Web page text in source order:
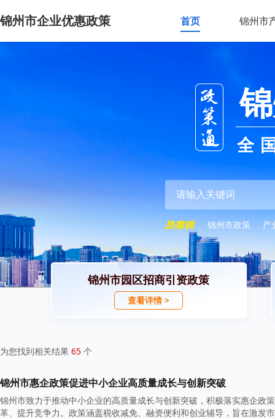
锦州市企业优惠政策 首页 锦州市
全
锦州市政策 产
锦州市园区招商引资政策
查看详情 >
为您找到相关结果 65 个
锦州市惠企政策促进中小企业高质量成长与创新突破
锦州市致力于推动中小企业的高质量成长与创新突破，积极落实惠企政
革、提升竞争力。政策涵盖税收减免、融资便利和创业辅导，旨在激发